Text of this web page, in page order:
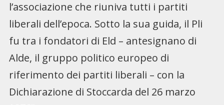
l’associazione che riuniva tutti i partiti
liberali dell’epoca. Sotto la sua guida, il Pli
fu tra i fondatori di Eld – antesignano di
Alde, il gruppo politico europeo di
riferimento dei partiti liberali – con la
Dichiarazione di Stoccarda del 26 marzo